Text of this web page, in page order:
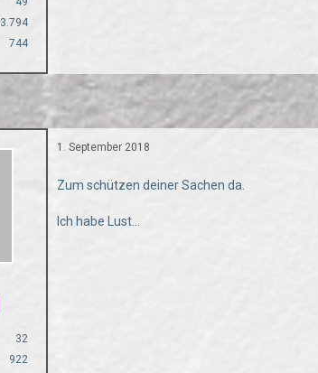
3.794
744
32
922
1. September 2018
Zum schützen deiner Sachen da.
Ich habe Lust...